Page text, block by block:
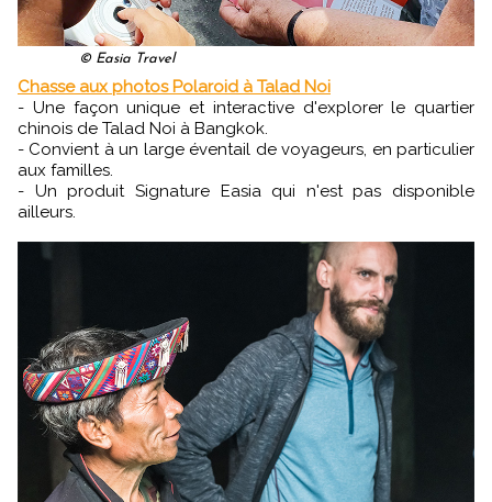
© Easia Travel
Chasse aux photos Polaroid à Talad Noi
- Une façon unique et interactive d'explorer le quartier
chinois de Talad Noi à Bangkok.
- Convient à un large éventail de voyageurs, en particulier
aux familles.
- Un produit Signature Easia qui n'est pas disponible
ailleurs.